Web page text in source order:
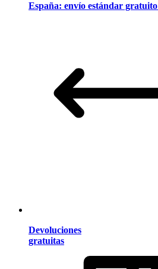
España: envío estándar gratuito
Devoluciones
gratuitas